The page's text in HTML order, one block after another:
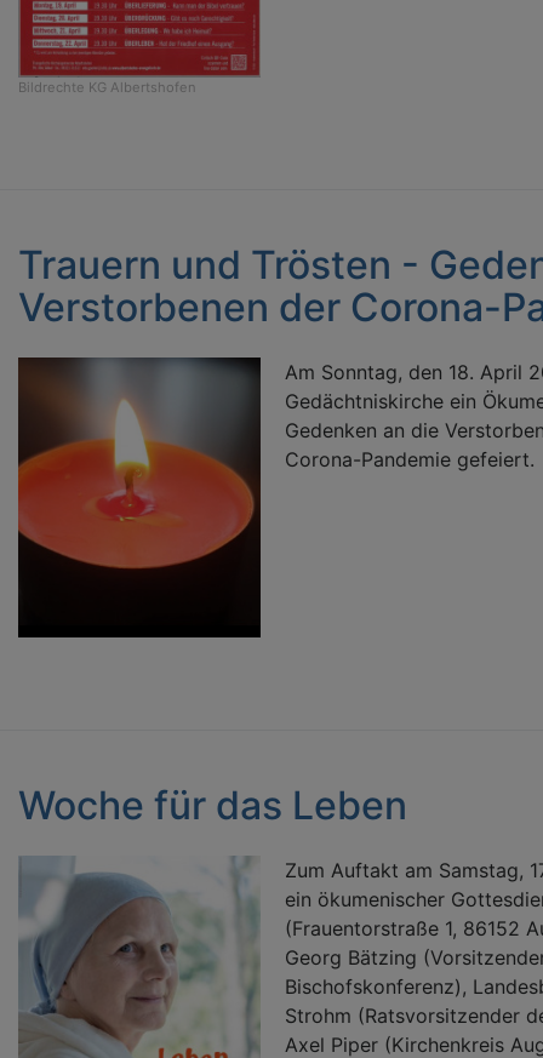
Bildrechte KG Albertshofen
Trauern und Trösten -
Verstorbenen der Corona-
Am Sonntag, den 18. April
Gedächtniskirche ein
Gedenken an die
Corona-Pandemie gefeiert.
Woche für das Leben
Zum Auftakt am Samstag,
ein ökumenischer
(Frauentorstraße 1, 86152
Georg Bätzing
Bischofskonferenz),
Strohm (Ratsvorsitzender
Axel Piper (Kirchenkreis